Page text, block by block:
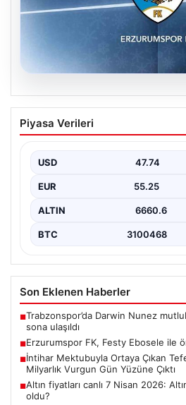
08.08.2026
Erzurumspor FK, Festy
anlaşmaya vardı
İrlandalı sağ bek Festy Oseiwe
Piyasa Verileri
USD 47.74
EUR 55.25
ALTIN 6660.6
BTC 3100468
Son Eklenen Haberler
■Trabzonspor’da Darwin Nunez
sona ulaşıldı
■Erzurumspor FK, Festy Ebosele ile
■İntihar Mektubuyla Ortaya Çıkan
Milyarlık Vurgun Gün Yüzüne Çıktı
■Altın fiyatları canlı 7 Nisan 2026:
oldu?